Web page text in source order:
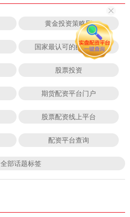
黄金投资策略网
国家最认可的配资平台
股票投资
期货配资平台门户
股票配资线上平台
配资平台查询
全部话题标签